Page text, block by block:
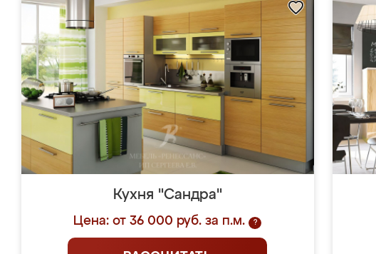
Кухня "Сандра"
Цена: от 36 000 руб. за п.м. ?